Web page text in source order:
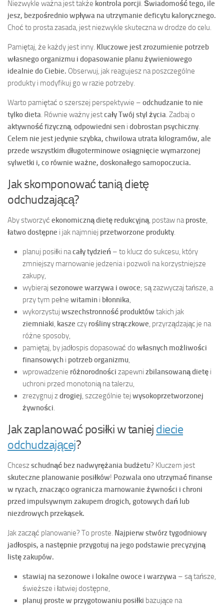
Niezwykle ważna jest także kontrola porcji. Świadomość tego, ile
jesz, bezpośrednio wpływa na utrzymanie deficytu kalorycznego.
Choć to prosta zasada, jest niezwykle skuteczna w drodze do celu.
Pamiętaj, że każdy jest inny. Kluczowe jest zrozumienie potrzeb
własnego organizmu i dopasowanie planu żywieniowego
idealnie do Ciebie. Obserwuj, jak reagujesz na poszczególne
produkty i modyfikuj go w razie potrzeby.
Warto pamiętać o szerszej perspektywie – odchudzanie to nie
tylko dieta. Równie ważny jestcały Twój styl życia. Zadbaj o
aktywność fizyczną, odpowiedni sen i dobrostan psychiczny.
Celem nie jest jedynie szybka, chwilowa utrata kilogramów, ale
przede wszystkim długoterminowe osiągnięcie wymarzonej
sylwetki i, co równie ważne, doskonałego samopoczucia.
Jak skomponować tanią dietę
odchudzającą?
Aby stworzyć ekonomiczną dietę redukcyjną, postaw naproste,
łatwo dostępne i jak najmniej przetworzone produkty.
planuj posiłki nacały tydzień – to klucz do sukcesu, który
zmniejszy marnowanie jedzenia i pozwoli na korzystniejsze
zakupy,
wybieraj sezonowe warzywa i owoce; są zazwyczaj tańsze, a
przy tym pełne witamin i błonnika,
wykorzystuj wszechstronność produktów takich jak
ziemniaki, kasze czy rośliny strączkowe, przyrządzając je na
różne sposoby,
pamiętaj, by jadłospis dopasować do własnych możliwości
finansowych i potrzeb organizmu,
wprowadzenie różnorodności zapewni zbilansowaną dietę i
uchroni przed monotonią na talerzu,
zrezygnuj zdrogiej, szczególnie tej wysokoprzetworzonej
żywności.
Jak zaplanować posiłki w taniej diecie
odchudzającej?
Chceszschudnąć bez nadwyrężania budżetu? Kluczem jest
skuteczne planowanie posiłków! Pozwala ono utrzymać finanse
w ryzach, znacząco ogranicza marnowanie żywności i chroni
przed impulsywnym zakupem drogich, gotowych dań lub
niezdrowych przekąsek.
Jak zacząć planowanie? To proste. Najpierw stwórz tygodniowy
jadłospis, a następnie przygotuj na jego podstawie precyzyjną
listę zakupów.
stawiaj na sezonowe i lokalne owoce i warzywa – są tańsze,
świeższe i łatwiej dostępne,
planuj proste w przygotowaniu posiłki bazujące na